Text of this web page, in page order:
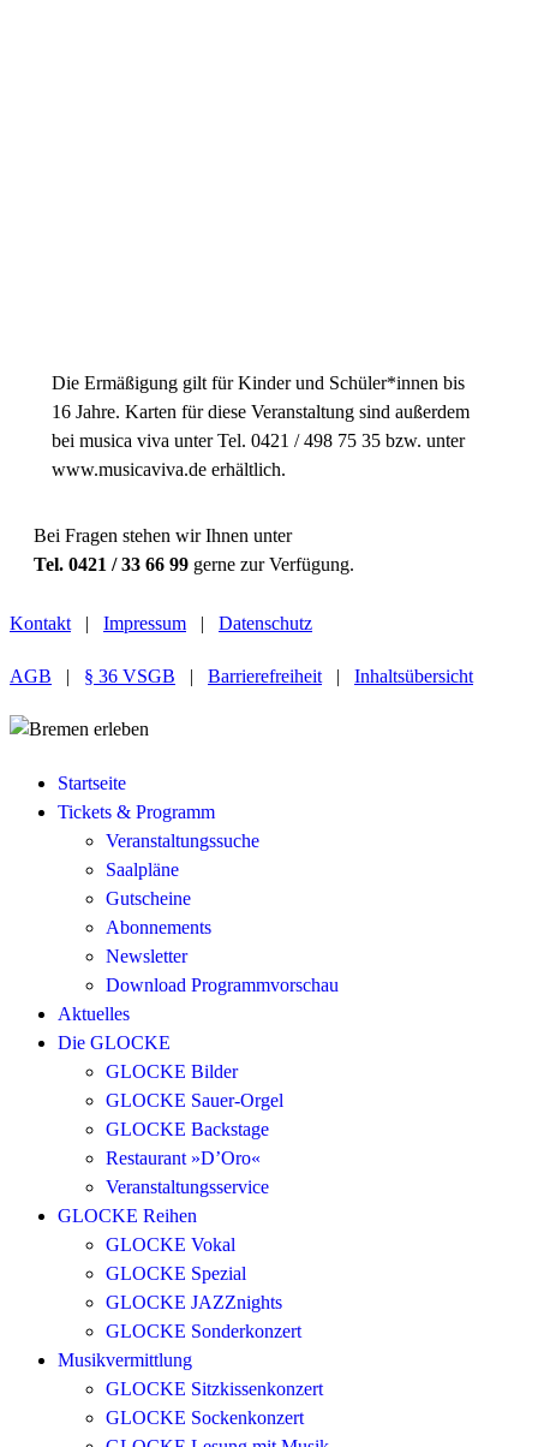
Die Ermäßigung gilt für Kinder und Schüler*innen bis
16 Jahre. Karten für diese Veranstaltung sind außerdem
bei musica viva unter Tel. 0421 / 498 75 35 bzw. unter
www.musicaviva.de erhältlich.
Bei Fragen stehen wir Ihnen unter
Tel. 0421 / 33 66 99 gerne zur Verfügung.
Kontakt | Impressum | Datenschutz
AGB | § 36 VSGB | Barrierefreiheit | Inhaltsübersicht
Startseite
Tickets & Programm
Veranstaltungssuche
Saalpläne
Gutscheine
Abonnements
Newsletter
Download Programmvorschau
Aktuelles
Die GLOCKE
GLOCKE Bilder
GLOCKE Sauer-Orgel
GLOCKE Backstage
Restaurant »D’Oro«
Veranstaltungsservice
GLOCKE Reihen
GLOCKE Vokal
GLOCKE Spezial
GLOCKE JAZZnights
GLOCKE Sonderkonzert
Musikvermittlung
GLOCKE Sitzkissenkonzert
GLOCKE Sockenkonzert